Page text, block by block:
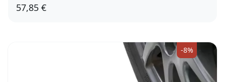
57,85 €
-8%